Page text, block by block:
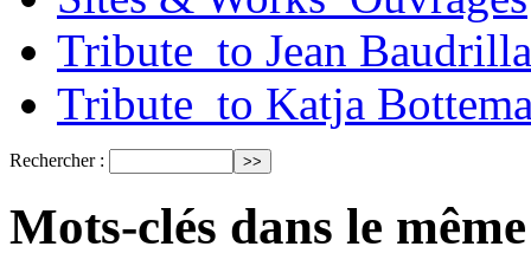
Tribute_to Jean
Tribute_to Katja
Rechercher :
Mots-clés dans le